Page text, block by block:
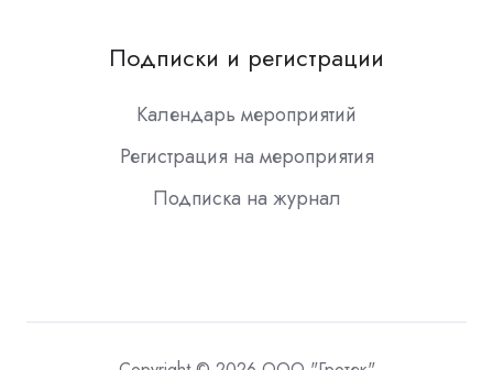
Подписки и регистрации
Календарь мероприятий
Регистрация на мероприятия
Подписка на журнал